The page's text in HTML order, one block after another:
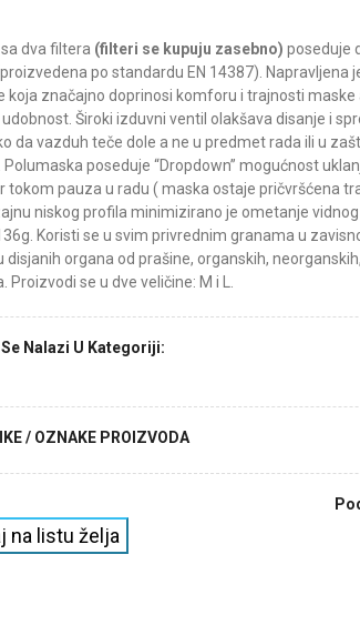
dva filtera (filteri se kupuju zasebno) poseduje
po standardu EN 14387). Napravljena
koja značajno doprinosi komforu i trajnosti maske
Široki izduvni ventil olakšava disanje i
da vazduh teče dole a ne u predmet rada ili u
Polumaska poseduje “Dropdown” mogućnost
tokom pauza u radu ( maska ostaje pričvršćena
niskog profila minimizirano je ometanje
Koristi se u svim privrednim granama u
organa od prašine, organskih,
Proizvodi se u dve veličine: M i L.
Nalazi U Kategoriji:
/ OZNAKE PROIZVODA
na listu želja